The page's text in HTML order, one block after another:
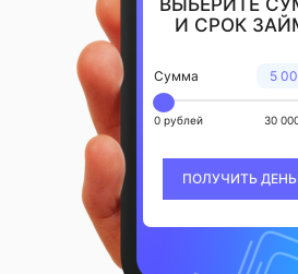
ВЫБЕРИТЕ
И СРОК
5
Сумма
0 рублей 30
ПОЛУЧИТЬ